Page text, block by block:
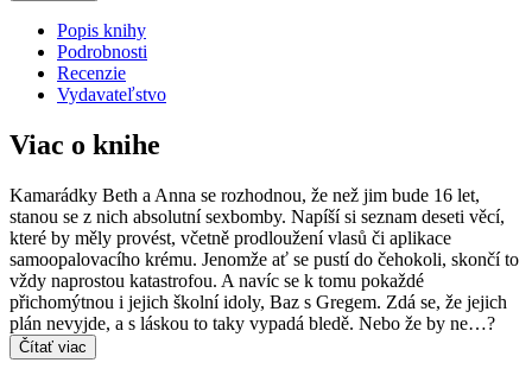
Popis knihy
Podrobnosti
Recenzie
Vydavateľstvo
Viac o knihe
Kamarádky Beth a Anna se rozhodnou, že než jim bude 16 let,
stanou se z nich absolutní sexbomby. Napíší si seznam deseti věcí,
které by měly provést, včetně prodloužení vlasů či aplikace
samoopalovacího krému. Jenomže ať se pustí do čehokoli, skončí to
vždy naprostou katastrofou. A navíc se k tomu pokaždé
přichomýtnou i jejich školní idoly, Baz s Gregem. Zdá se, že jejich
plán nevyjde, a s láskou to taky vypadá bledě. Nebo že by ne…?
Čítať viac